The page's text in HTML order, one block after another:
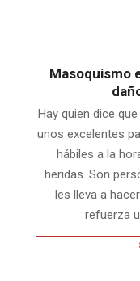
Masoquismo
Hay quien dice
unos excelentes
hábiles a la
heridas. Son
les lleva a
refuerza